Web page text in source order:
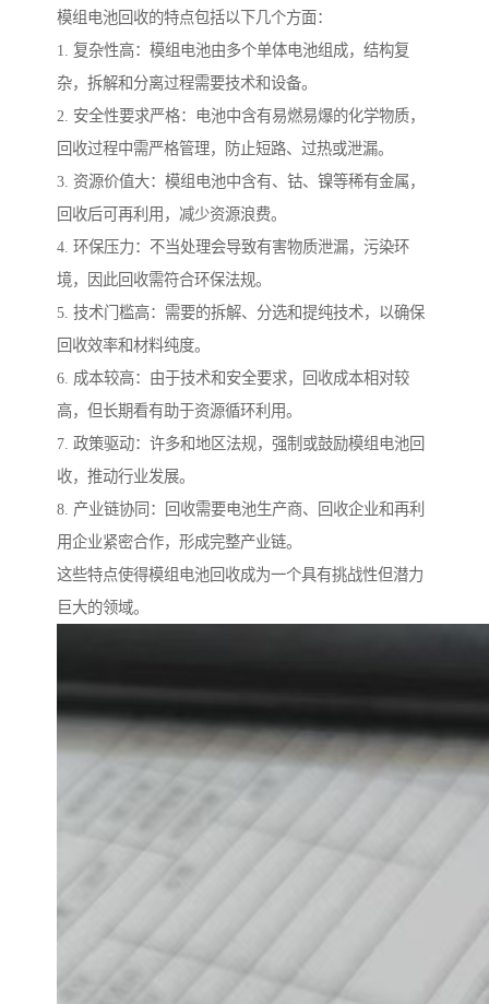
模组电池回收的特点包括以下几个方面：
1. 复杂性高：模组电池由多个单体电池组成，结构复
杂，拆解和分离过程需要技术和设备。
2. 安全性要求严格：电池中含有易燃易爆的化学物质，
回收过程中需严格管理，防止短路、过热或泄漏。
3. 资源价值大：模组电池中含有、钴、镍等稀有金属，
回收后可再利用，减少资源浪费。
4. 环保压力：不当处理会导致有害物质泄漏，污染环
境，因此回收需符合环保法规。
5. 技术门槛高：需要的拆解、分选和提纯技术，以确保
回收效率和材料纯度。
6. 成本较高：由于技术和安全要求，回收成本相对较
高，但长期看有助于资源循环利用。
7. 政策驱动：许多和地区法规，强制或鼓励模组电池回
收，推动行业发展。
8. 产业链协同：回收需要电池生产商、回收企业和再利
用企业紧密合作，形成完整产业链。
这些特点使得模组电池回收成为一个具有挑战性但潜力
巨大的领域。